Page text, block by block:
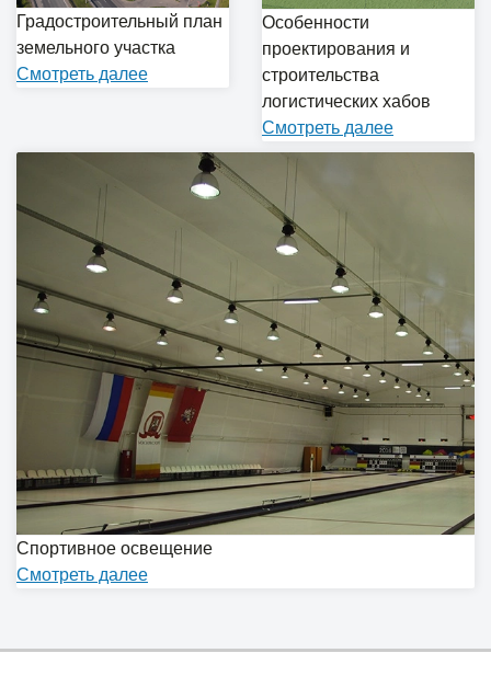
Градостроительный план
земельного участка
Cмотреть далее
Особенности
проектирования и
строительства
логистических хабов
Cмотреть далее
Спортивное освещение
Cмотреть далее